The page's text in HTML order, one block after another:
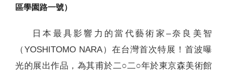
區學園路一號）
日本最具影響力的當代藝術家–奈良美智
（YOSHITOMO NARA）在台灣首次特展！首波曝
光的展出作品，為其甫於二○二○年於東京森美術館